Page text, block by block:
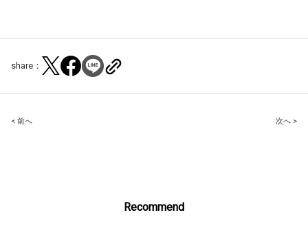
share：
Post
< 前へ 次へ >
Recommend